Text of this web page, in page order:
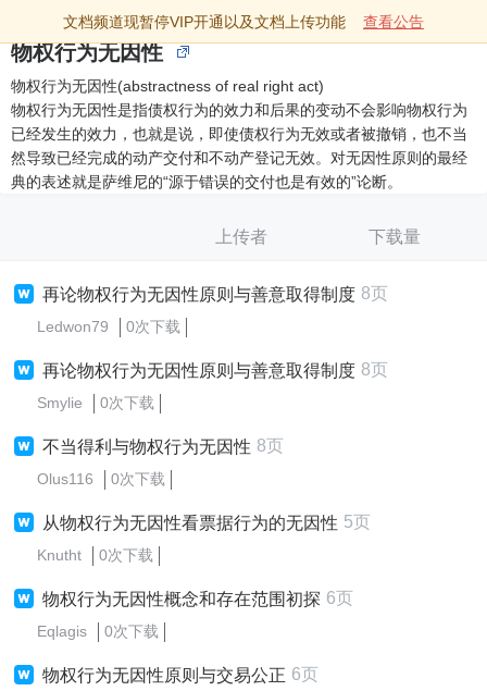
文档频道现暂停VIP开通以及文档上传功能 查看公告
物权行为无因性
物权行为无因性(abstractness of real right act)
物权行为无因性是指债权行为的效力和后果的变动不会影响物权行为
已经发生的效力，也就是说，即使债权行为无效或者被撤销，也不当
然导致已经完成的动产交付和不动产登记无效。对无因性原则的最经
典的表述就是萨维尼的“源于错误的交付也是有效的”论断。
上传者 下载量
再论物权行为无因性原则与善意取得制度 8页
Ledwon79 0次下载
再论物权行为无因性原则与善意取得制度 8页
Smylie 0次下载
不当得利与物权行为无因性 8页
Olus116 0次下载
从物权行为无因性看票据行为的无因性 5页
Knutht 0次下载
物权行为无因性概念和存在范围初探 6页
Eqlagis 0次下载
物权行为无因性原则与交易公正 6页